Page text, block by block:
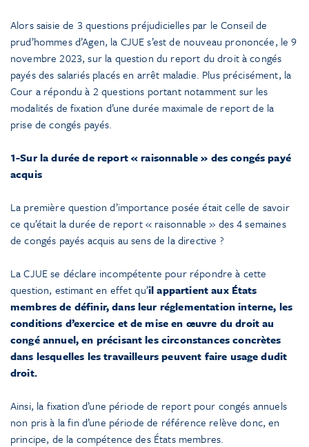
Alors saisie de 3 questions préjudicielles par le Conseil de
prud’hommes d’Agen, la CJUE s’est de nouveau prononcée, le 9
novembre 2023, sur la question du report du droit à congés
payés des salariés placés en arrêt maladie. Plus précisément, la
Cour a répondu à 2 questions portant notamment sur les
modalités de fixation d’une durée maximale de report de la
prise de congés payés.
1-Sur la durée de report « raisonnable » des congés payé
acquis
La première question d’importance posée était celle de savoir
ce qu’était la durée de report « raisonnable » des 4 semaines
de congés payés acquis au sens de la directive ?
La CJUE se déclare incompétente pour répondre à cette
question, estimant en effet qu’il appartient aux États
membres de définir, dans leur réglementation interne, les
conditions d’exercice et de mise en œuvre du droit au
congé annuel, en précisant les circonstances concrètes
dans lesquelles les travailleurs peuvent faire usage dudit
droit.
Ainsi, la fixation d’une période de report pour congés annuels
non pris à la fin d’une période de référence relève donc, en
principe, de la compétence des États membres.